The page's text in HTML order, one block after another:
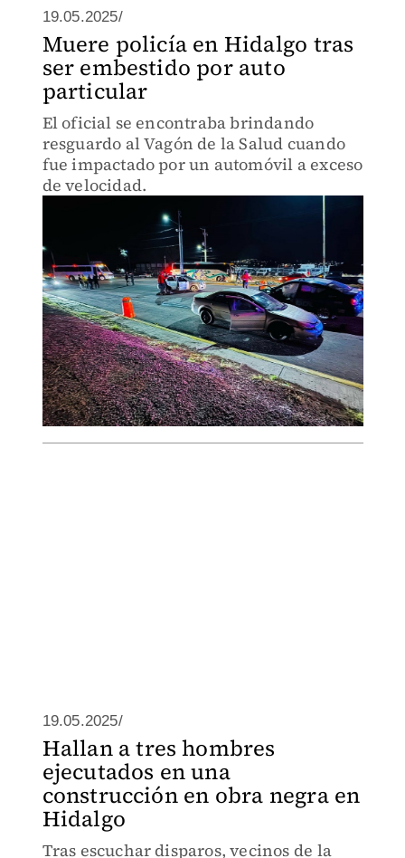
19.05.2025/
Muere policía en Hidalgo tras
ser embestido por auto
particular
El oficial se encontraba brindando
resguardo al Vagón de la Salud cuando
fue impactado por un automóvil a exceso
de velocidad.
19.05.2025/
Hallan a tres hombres
ejecutados en una
construcción en obra negra en
Hidalgo
Tras escuchar disparos, vecinos de la